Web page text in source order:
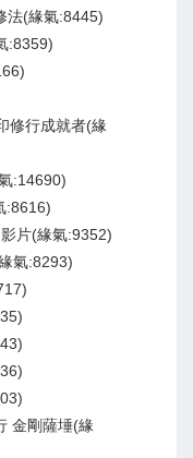
法(緣氣:8445)
:8359)
修行成就者(緣
:14690)
:8616)
片(緣氣:9352)
氣:8293)
金剛薩埵(緣